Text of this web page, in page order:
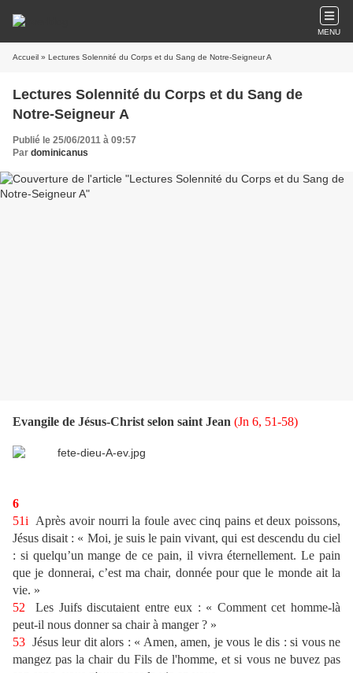
MENU
Accueil » Lectures Solennité du Corps et du Sang de Notre-Seigneur A
Lectures Solennité du Corps et du Sang de
Notre-Seigneur A
Publié le 25/06/2011 à 09:57
Par dominicanus
Evangile de Jésus-Christ selon saint Jean (Jn 6, 51-58)
6
51i Après avoir nourri la foule avec cinq pains et deux poissons,
Jésus disait : « Moi, je suis le pain vivant, qui est descendu du ciel
: si quelqu’un mange de ce pain, il vivra éternellement. Le pain
que je donnerai, c’est ma chair, donnée pour que le monde ait la
vie. »
52Les Juifs discutaient entre eux : « Comment cet homme-là
peut-il nous donner sa chair à manger ? »
53 Jésus leur dit alors : « Amen, amen, je vous le dis : si vous ne
mangez pas la chair du Fils de l'homme, et si vous ne buvez pas